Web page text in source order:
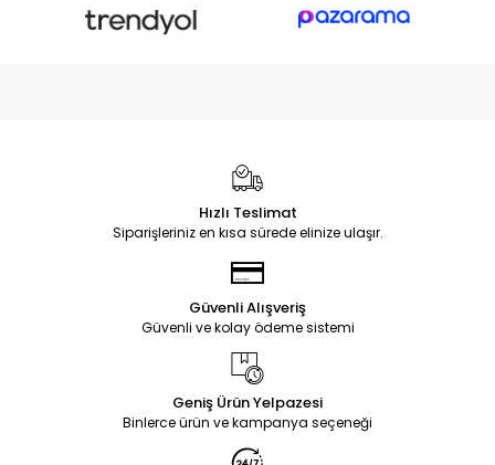
Hızlı Teslimat
Siparişleriniz en kısa sürede elinize ulaşır.
Güvenli Alışveriş
Güvenli ve kolay ödeme sistemi
Geniş Ürün Yelpazesi
Binlerce ürün ve kampanya seçeneği